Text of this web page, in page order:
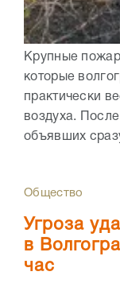
Крупные
которые
практически
воздуха.
объявших
Общество
Угроза
в
час